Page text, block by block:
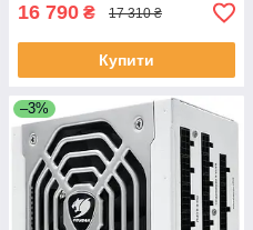
16 790 ₴ 17 310 ₴
Купити
–3%